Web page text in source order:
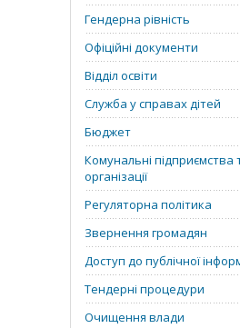
Гендерна рівність
Офіційні документи
Відділ освіти
Служба у справах дітей
Бюджет
Комунальні підприємства
організації
Регуляторна політика
Звернення громадян
Доступ до публічної
Тендерні процедури
Очищення влади